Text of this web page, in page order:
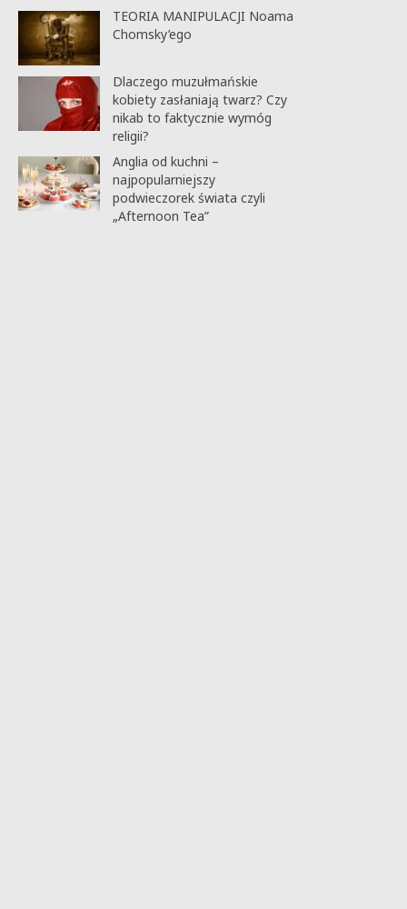
TEORIA MANIPULACJI Noama
Chomsky’ego
Dlaczego muzułmańskie
kobiety zasłaniają twarz? Czy
nikab to faktycznie wymóg
religii?
Anglia od kuchni –
najpopularniejszy
podwieczorek świata czyli
„Afternoon Tea”